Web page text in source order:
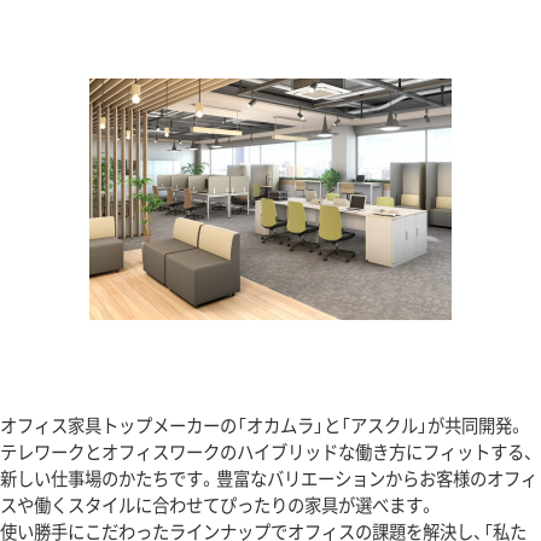
オフィス家具トップメーカーの「オカムラ」と「アスクル」が共同開発。
テレワークとオフィスワークのハイブリッドな働き方にフィットする、
新しい仕事場のかたちです。豊富なバリエーションからお客様のオフィ
スや働くスタイルに合わせてぴったりの家具が選べます。
使い勝手にこだわったラインナップでオフィスの課題を解決し、「私た